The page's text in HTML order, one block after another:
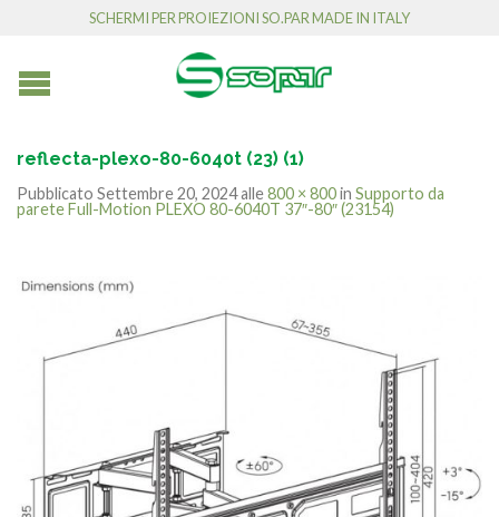
SCHERMI PER PROIEZIONI SO.PAR MADE IN ITALY
reflecta-plexo-80-6040t (23) (1)
Pubblicato Settembre 20, 2024alle800 × 800in Supporto da
parete Full-Motion PLEXO 80-6040T 37″-80″ (23154)